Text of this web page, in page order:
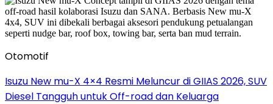
Otomotif
Isuzu New mu-X 4×4 Resmi Meluncur di GIIAS 2026, SUV
Diesel Tangguh untuk Off-road dan Keluarga